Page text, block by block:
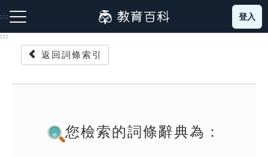
到
主
::: 登入
:::
返回詞條索引
您檢索的詞條辭典為：